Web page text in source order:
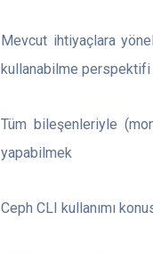
Mevcut ihtiyaçlara
kullanabilme perspektifi
Tüm bileşenleriyle
yapabilmek
Ceph CLI kullanımı